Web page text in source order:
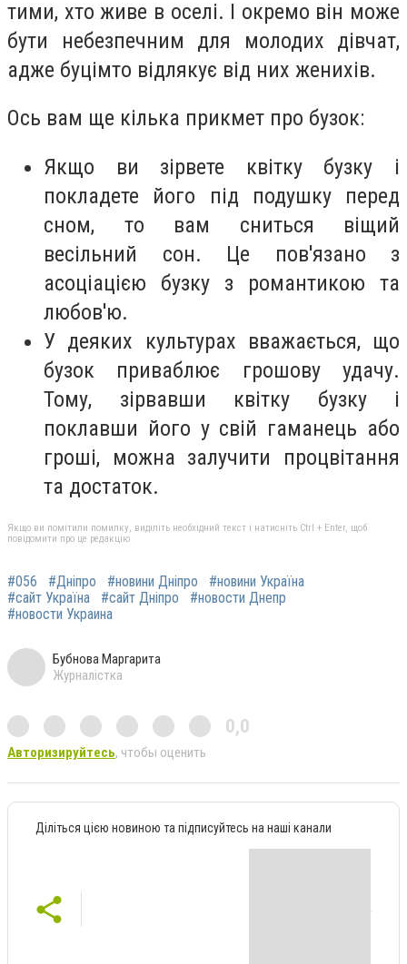
тими, хто живе в оселі. І окремо він може
бути небезпечним для молодих дівчат,
адже буцімто відлякує від них женихів.
Ось вам ще кілька прикмет про бузок:
Якщо ви зірвете квітку бузку і
покладете його під подушку перед
сном, то вам сниться віщий
весільний сон. Це пов'язано з
асоціацією бузку з романтикою та
любов'ю.
У деяких культурах вважається, що
бузок приваблює грошову удачу.
Тому, зірвавши квітку бузку і
поклавши його у свій гаманець або
гроші, можна залучити процвітання
та достаток.
Якщо ви помітили помилку, виділіть необхідний текст і натисніть Ctrl + Enter, щоб
повідомити про це редакцію
#056 #Дніпро #новини Дніпро
#новини Україна
#сайт Україна
#сайт Дніпро
#новости Днепр
#новости Украина
Бубнова Маргарита
Журналістка
0,0
Авторизируйтесь, чтобы оценить
Діліться цією новиною та підписуйтесь на наші канали